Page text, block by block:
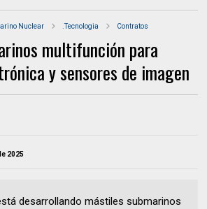
Nuclear .Tecnologia Contratos
multifunción para
y sensores de imagen
2025
desarrollando mástiles submarinos